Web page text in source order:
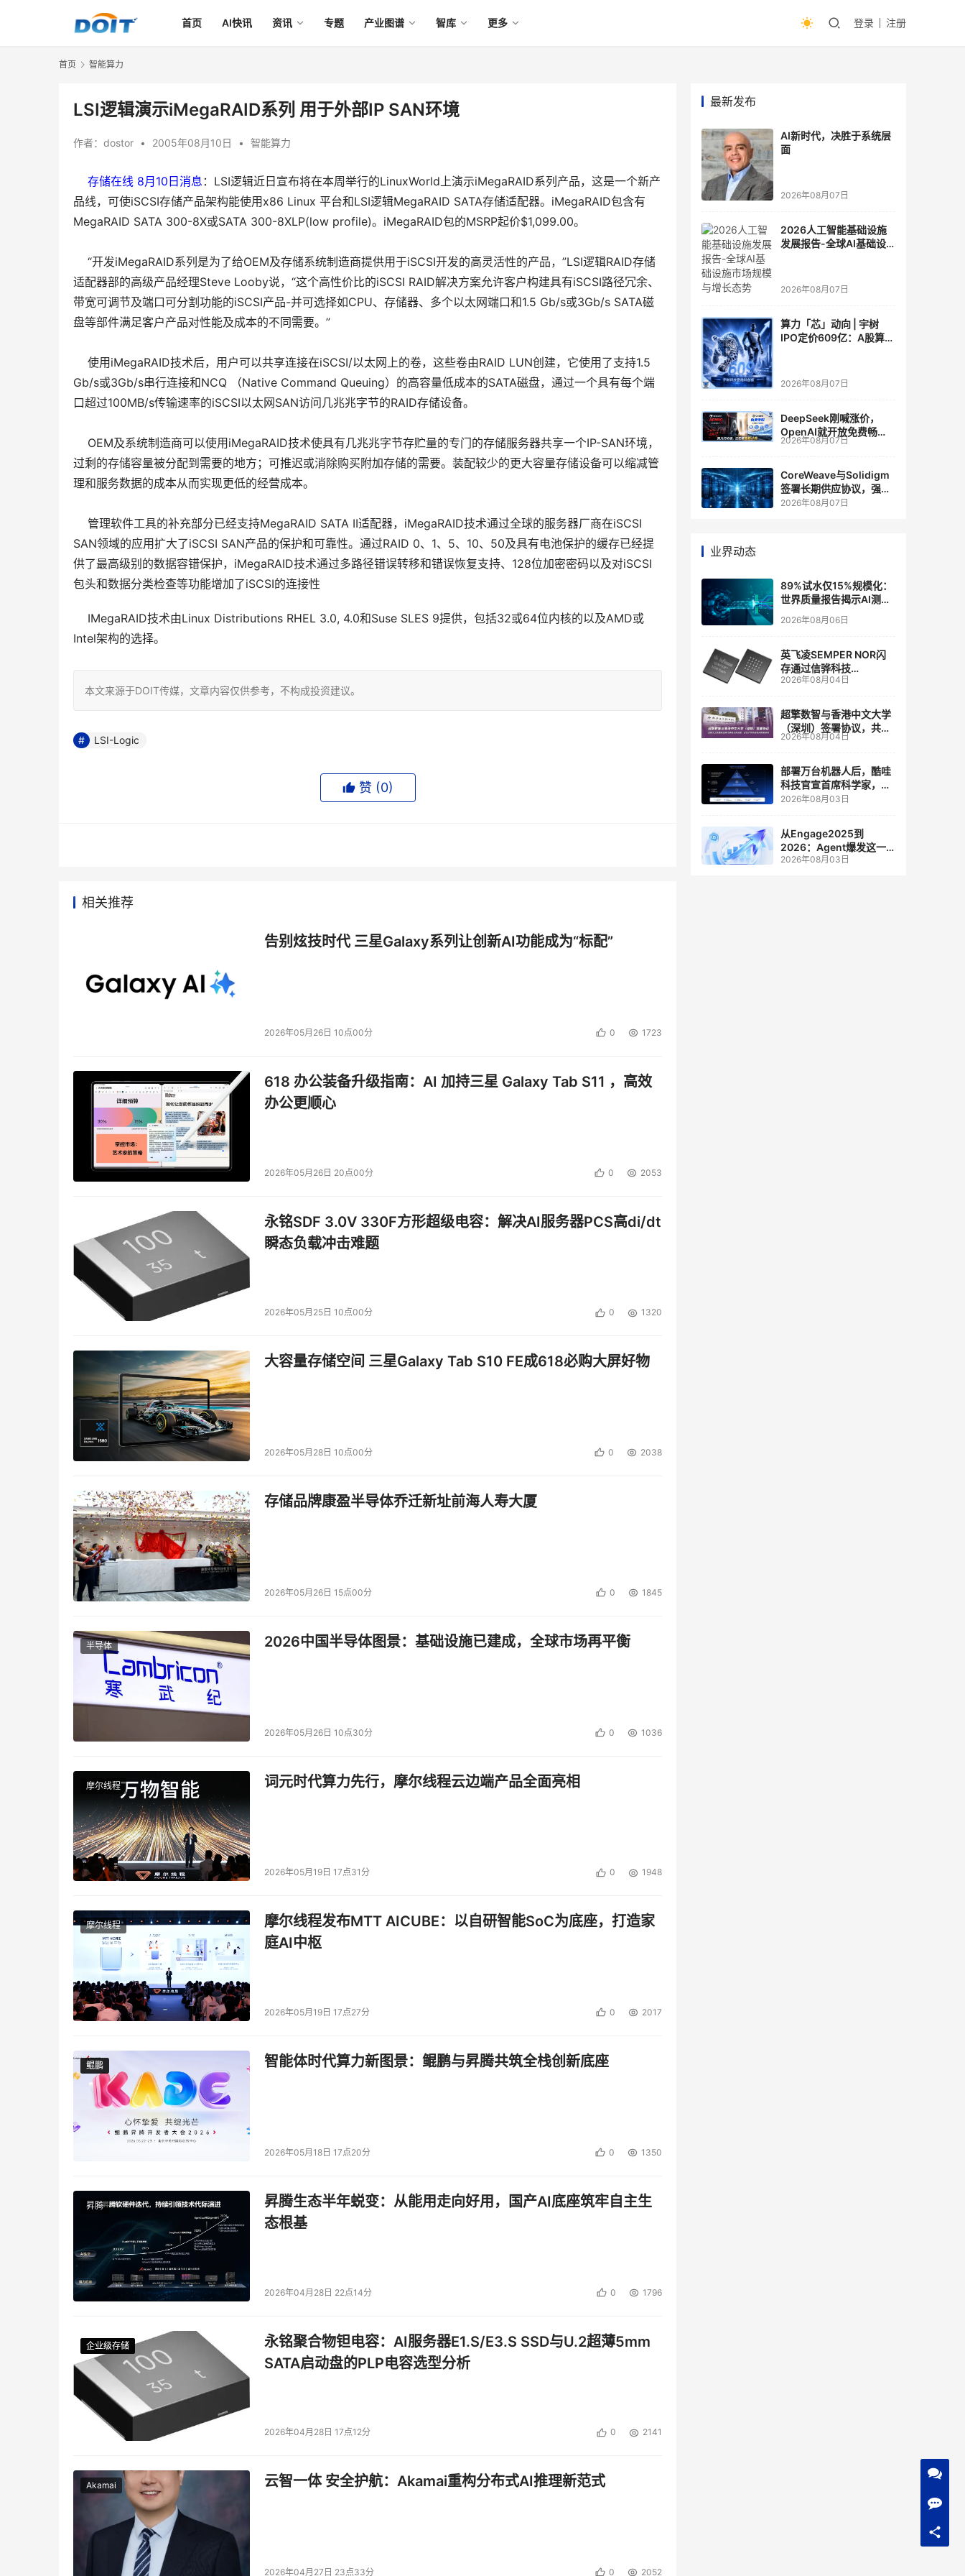
首页 AI快讯 资讯 专题 产业图谱 智库 更多 登录 注册
首页 智能算力
LSI逻辑演示iMegaRAID系列 用于外部IP SAN环境
作者： dostor • 2005年08月10日 • 智能算力
存储在线 8月10日消息 ：LSI逻辑近日宣布将在本周举行的LinuxWorld上演示iMegaRAID系列产品，这是一个新产
品线，可使iSCSI存储产品架构能使用x86 Linux 平台和LSI逻辑MegaRAID SATA存储适配器。iMegaRAID包含有
MegaRAID SATA 300-8X或SATA 300-8XLP(low profile)。iMegaRAID包的MSRP起价$1,099.00。
“开发iMegaRAID系列是为了给OEM及存储系统制造商提供用于iSCSI开发的高灵活性的产品，”LSI逻辑RAID存储
适配器部的高级产品经理Steve Looby说，“这个高性价比的iSCSI RAID解决方案允许客户构建具有iSCSI路径冗余、
带宽可调节及端口可分割功能的iSCSI产品-并可选择如CPU、存储器、多个以太网端口和1.5 Gb/s或3Gb/s SATA磁
盘等部件满足客户产品对性能及成本的不同需要。”
使用iMegaRAID技术后，用户可以共享连接在iSCSI/以太网上的卷，这些卷由RAID LUN创建，它使用了支持1.5
Gb/s或3Gb/s串行连接和NCQ （Native Command Queuing）的高容量低成本的SATA磁盘，通过一个具有每个端
口超过100MB/s传输速率的iSCSI以太网SAN访问几兆兆字节的RAID存储设备。
OEM及系统制造商可以使用iMegaRAID技术使具有几兆兆字节存贮量的专门的存储服务器共享一个IP-SAN环境，
过剩的存储容量被分配到需要的地方；可推迟或消除购买附加存储的需要。装配较少的更大容量存储设备可以缩减管
理和服务数据的成本从而实现更低的经营成本。
管理软件工具的补充部分已经支持MegaRAID SATA II适配器，iMegaRAID技术通过全球的服务器厂商在iSCSI
SAN领域的应用扩大了iSCSI SAN产品的保护和可靠性。通过RAID 0、1、5、10、50及具有电池保护的缓存已经提
供了最高级别的数据容错保护，iMegaRAID技术通过多路径错误转移和错误恢复支持、128位加密密码以及对iSCSI
包头和数据分类检查等功能增加了iSCSI的连接性
IMegaRAID技术由Linux Distributions RHEL 3.0, 4.0和Suse SLES 9提供，包括32或64位内核的以及AMD或
Intel架构的选择。
本文来源于DOIT传媒，文章内容仅供参考，不构成投资建议。
LSI-Logic
赞 (0)
相关推荐
告别炫技时代 三星Galaxy系列让创新AI功能成为“标配”
2026年05月26日 10点00分 0 1723
618 办公装备升级指南：AI 加持三星 Galaxy Tab S11 ，高效
办公更顺心
2026年05月26日 20点00分 0 2053
永铭SDF 3.0V 330F方形超级电容：解决AI服务器PCS高di/dt
瞬态负载冲击难题
2026年05月25日 10点00分 0 1320
大容量存储空间 三星Galaxy Tab S10 FE成618必购大屏好物
2026年05月28日 10点00分 0 2038
存储品牌康盈半导体乔迁新址前海人寿大厦
2026年05月26日 15点00分 0 1845
半导体 2026中国半导体图景：基础设施已建成，全球市场再平衡
2026年05月26日 10点30分 0 1036
摩尔线程 词元时代算力先行，摩尔线程云边端产品全面亮相
2026年05月19日 17点31分 0 1948
摩尔线程
摩尔线程发布MTT AICUBE：以自研智能SoC为底座，打造家
庭AI中枢
2026年05月19日 17点27分 0 2017
鲲鹏
鲲鹏 智能体时代算力新图景：鲲鹏与昇腾共筑全栈创新底座
2026年05月18日 17点20分 0 1350
昇腾
昇腾生态半年蜕变：从能用走向好用，国产AI底座筑牢自主生
态根基
2026年04月28日 22点14分 0 1796
企业级存储
企业级存储
企业级存储
企业级存储
永铭聚合物钽电容：AI服务器E1.S/E3.S SSD与U.2超薄5mm
SATA启动盘的PLP电容选型分析
2026年04月28日 17点12分 0 2141
Akamai 云智一体 安全护航：Akamai重构分布式AI推理新范式
2026年04月27日 23点33分 0 2052
最新发布
AI新时代，决胜于系统层
面
2026年08月07日
2026人工智能基础设施
发展报告-全球AI基础设
2026年08月07日
算力「芯」动向 | 宇树
IPO定价609亿：A股算力
2026年08月07日
DeepSeek刚喊涨价，
OpenAI就开放免费畅
聊？大模型定价的平行宇
2026年08月07日
CoreWeave与Solidigm
签署长期供应协议，强化
一体化人工智能云平台
2026年08月07日
业界动态
89%试水仅15%规模化：
世界质量报告揭示AI测
试"落地鸿沟"
2026年08月06日
英飞凌SEMPER NOR闪
存通过信骅科技
AST2700 BMC认证，全
管理
2026年08月04日
超擎数智与香港中文大学
（深圳）签署协议，共建
人工智能和边缘计算联合
2026年08月04日
部署万台机器人后，酷哇
科技官宣首席科学家，要
让世界模型交付生产力
2026年08月03日
从Engage2025到
2026：Agent爆发这一
年，AI CRM 走到哪了
2026年08月03日